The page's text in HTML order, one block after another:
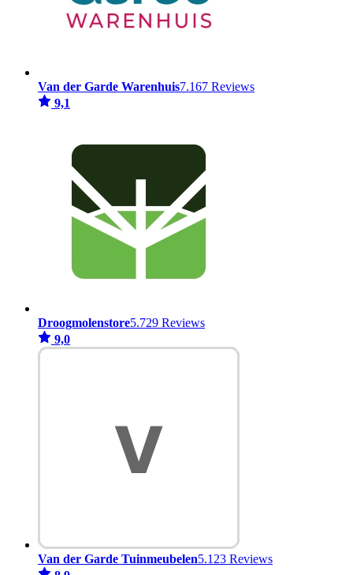
Van der Garde Warenhuis7.167 Reviews
9,1
Droogmolenstore5.729 Reviews
9,0
Van der Garde Tuinmeubelen5.123 Reviews